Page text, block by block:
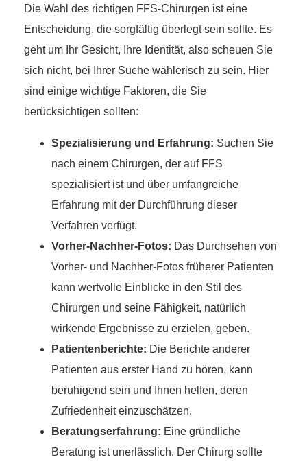
Die Wahl des richtigen FFS-Chirurgen ist eine
Entscheidung, die sorgfältig überlegt sein sollte. Es
geht um Ihr Gesicht, Ihre Identität, also scheuen Sie
sich nicht, bei Ihrer Suche wählerisch zu sein. Hier
sind einige wichtige Faktoren, die Sie
berücksichtigen sollten:
Spezialisierung und Erfahrung: Suchen Sie
nach einem Chirurgen, der auf FFS
spezialisiert ist und über umfangreiche
Erfahrung mit der Durchführung dieser
Verfahren verfügt.
Vorher-Nachher-Fotos: Das Durchsehen von
Vorher- und Nachher-Fotos früherer Patienten
kann wertvolle Einblicke in den Stil des
Chirurgen und seine Fähigkeit, natürlich
wirkende Ergebnisse zu erzielen, geben.
Patientenberichte: Die Berichte anderer
Patienten aus erster Hand zu hören, kann
beruhigend sein und Ihnen helfen, deren
Zufriedenheit einzuschätzen.
Beratungserfahrung: Eine gründliche
Beratung ist unerlässlich. Der Chirurg sollte